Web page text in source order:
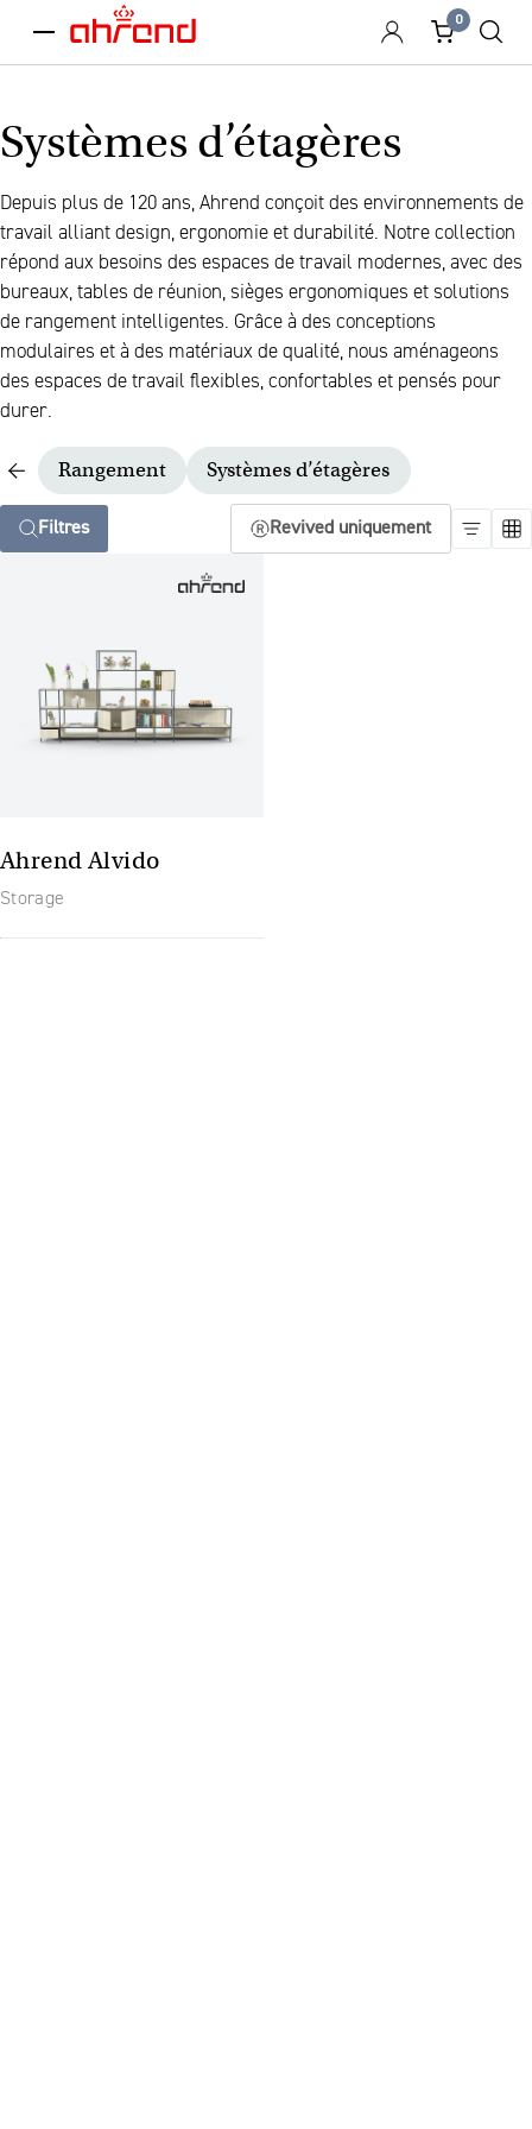
menu
0
Systèmes d’étagères
Depuis plus de 120 ans, Ahrend conçoit des environnements de
travail alliant design, ergonomie et durabilité. Notre collection
répond aux besoins des espaces de travail modernes, avec des
bureaux, tables de réunion, sièges ergonomiques et solutions
de rangement intelligentes. Grâce à des conceptions
modulaires et à des matériaux de qualité, nous aménageons
des espaces de travail flexibles, confortables et pensés pour
durer.
Rangement Systèmes d’étagères
Filtres Revived uniquement
Ahrend Alvido
Storage